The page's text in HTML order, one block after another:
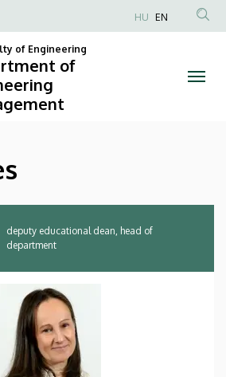
Anonim
HU EN
of Engineering
of
deputy educational dean, head of
department